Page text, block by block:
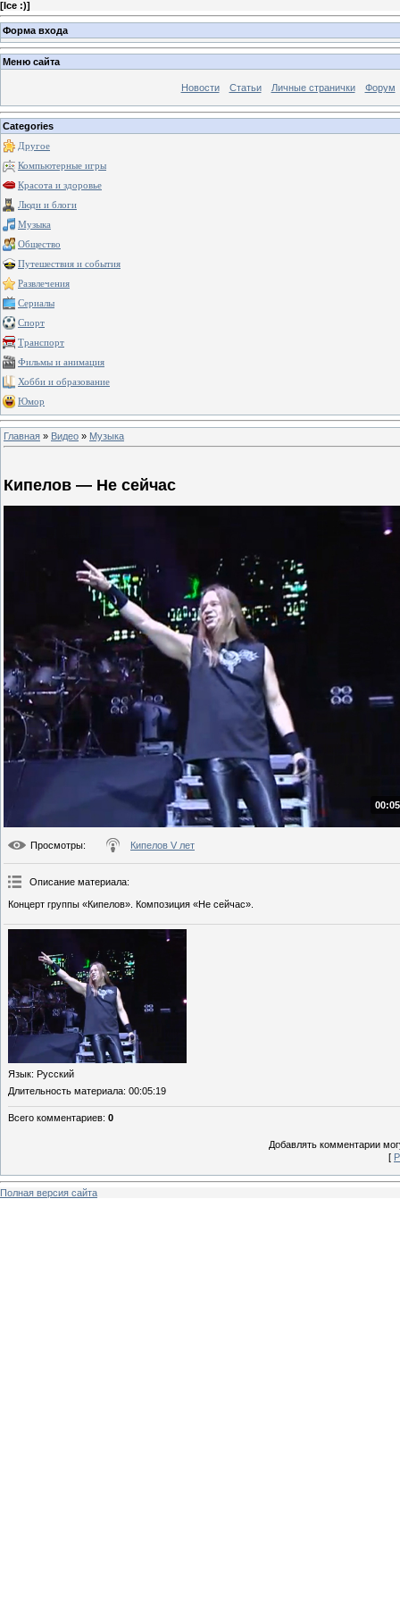
[Ice :)]
Форма входа
Меню сайта
Новости Статьи Личные странички Форум
Categories
Другое
Компьютерные игры
Красота и здоровье
Люди и блоги
Музыка
Общество
Путешествия и события
Развлечения
Сериалы
Спорт
Транспорт
Фильмы и анимация
Хобби и образование
Юмор
Главная » Видео » Музыка
Кипелов — Не сейчас
Просмотры: Кипелов V лет
Описание материала:
Концерт группы «Кипелов». Композиция «Не сейчас».
Язык: Русский
Длительность материала: 00:05:19
Всего комментариев: 0
Добавлять комментарии
[
Полная версия сайта